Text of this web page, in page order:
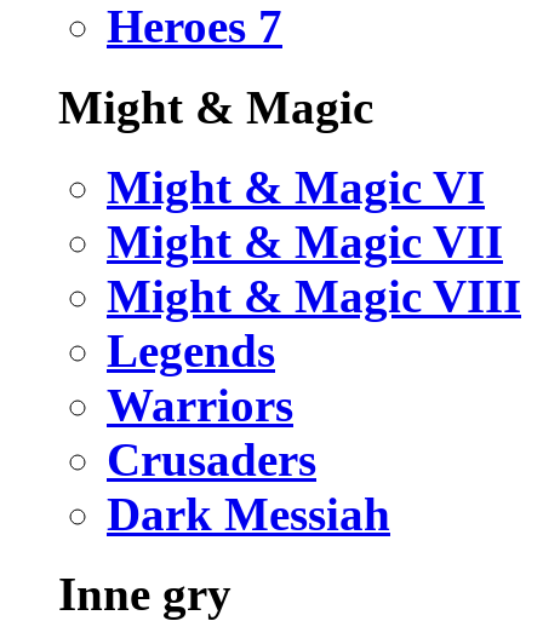
Heroes 7
Might & Magic
Might & Magic VI
Might & Magic VII
Might & Magic VIII
Legends
Warriors
Crusaders
Dark Messiah
Inne gry